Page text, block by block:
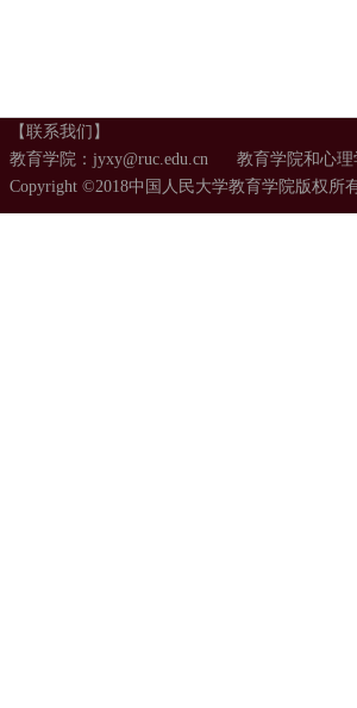
【联系我们】
教育学院：jyxy@ruc.edu.cn 教育学院和心理
Copyright ©2018中国人民大学教育学院版权所